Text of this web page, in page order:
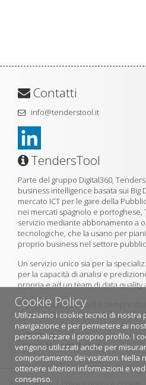
Cookie Policy
Utilizziamo i cookie tecnici di
navigazione e per permetere ai
personalizzare il proprio profilo. I
vengono utilizzati anche per
comportamento dei visitatori. Nella
ottenere ulteriori informazioni e
consenso.
Contatti
info@tenderstool.it
TendersTool
Parte del gruppo Digital360,
business intelligence basata sui Big
mercato ICT per le gare della
nei mercati spagnolo e portoghese,
servizio mediante abbonamento a
tecnologiche, che la usano per
proprio business nel settore
Un servizio unico sia per la
per la capacità di analisi e
propria e ad un team di data
Il team di TendersTool è sempre
demo della piattaforma utilizzando
»Chi siamo
»La nostra metodologia